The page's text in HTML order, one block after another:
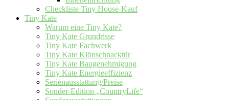
Checkliste Tiny House-Kauf
Tiny Kate
Warum eine Tiny Kate?
Tiny Kate Grundrisse
Tiny Kate Fachwerk
Tiny Kate Klönschnacktür
Tiny Kate Baugenehmigung
Tiny Kate Energieeffizienz
Serienausstattung/Preise
Sonder-Edition „CountryLife“